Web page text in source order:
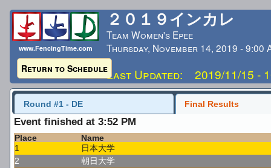
www.FencingTime.com
Return to Schedule
２０１９インカレ
Team Women's Epee
Thursday, November 14, 2019 - 9:00
Last Updated: 2019/11/15 -
Round #1 - DE Final Results
Event finished at 3:52 PM
Place
Name
1
日本大学
2
朝日大学